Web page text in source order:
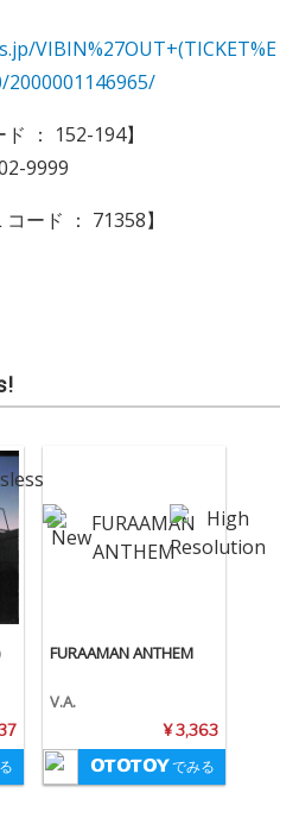
VIBIN%27OUT+(TICKET%E
2000001146965/
： 152-194】
9999
ード ： 71358】
FURAAMAN ANTHEM
V.A.
¥ 3,363
でみる